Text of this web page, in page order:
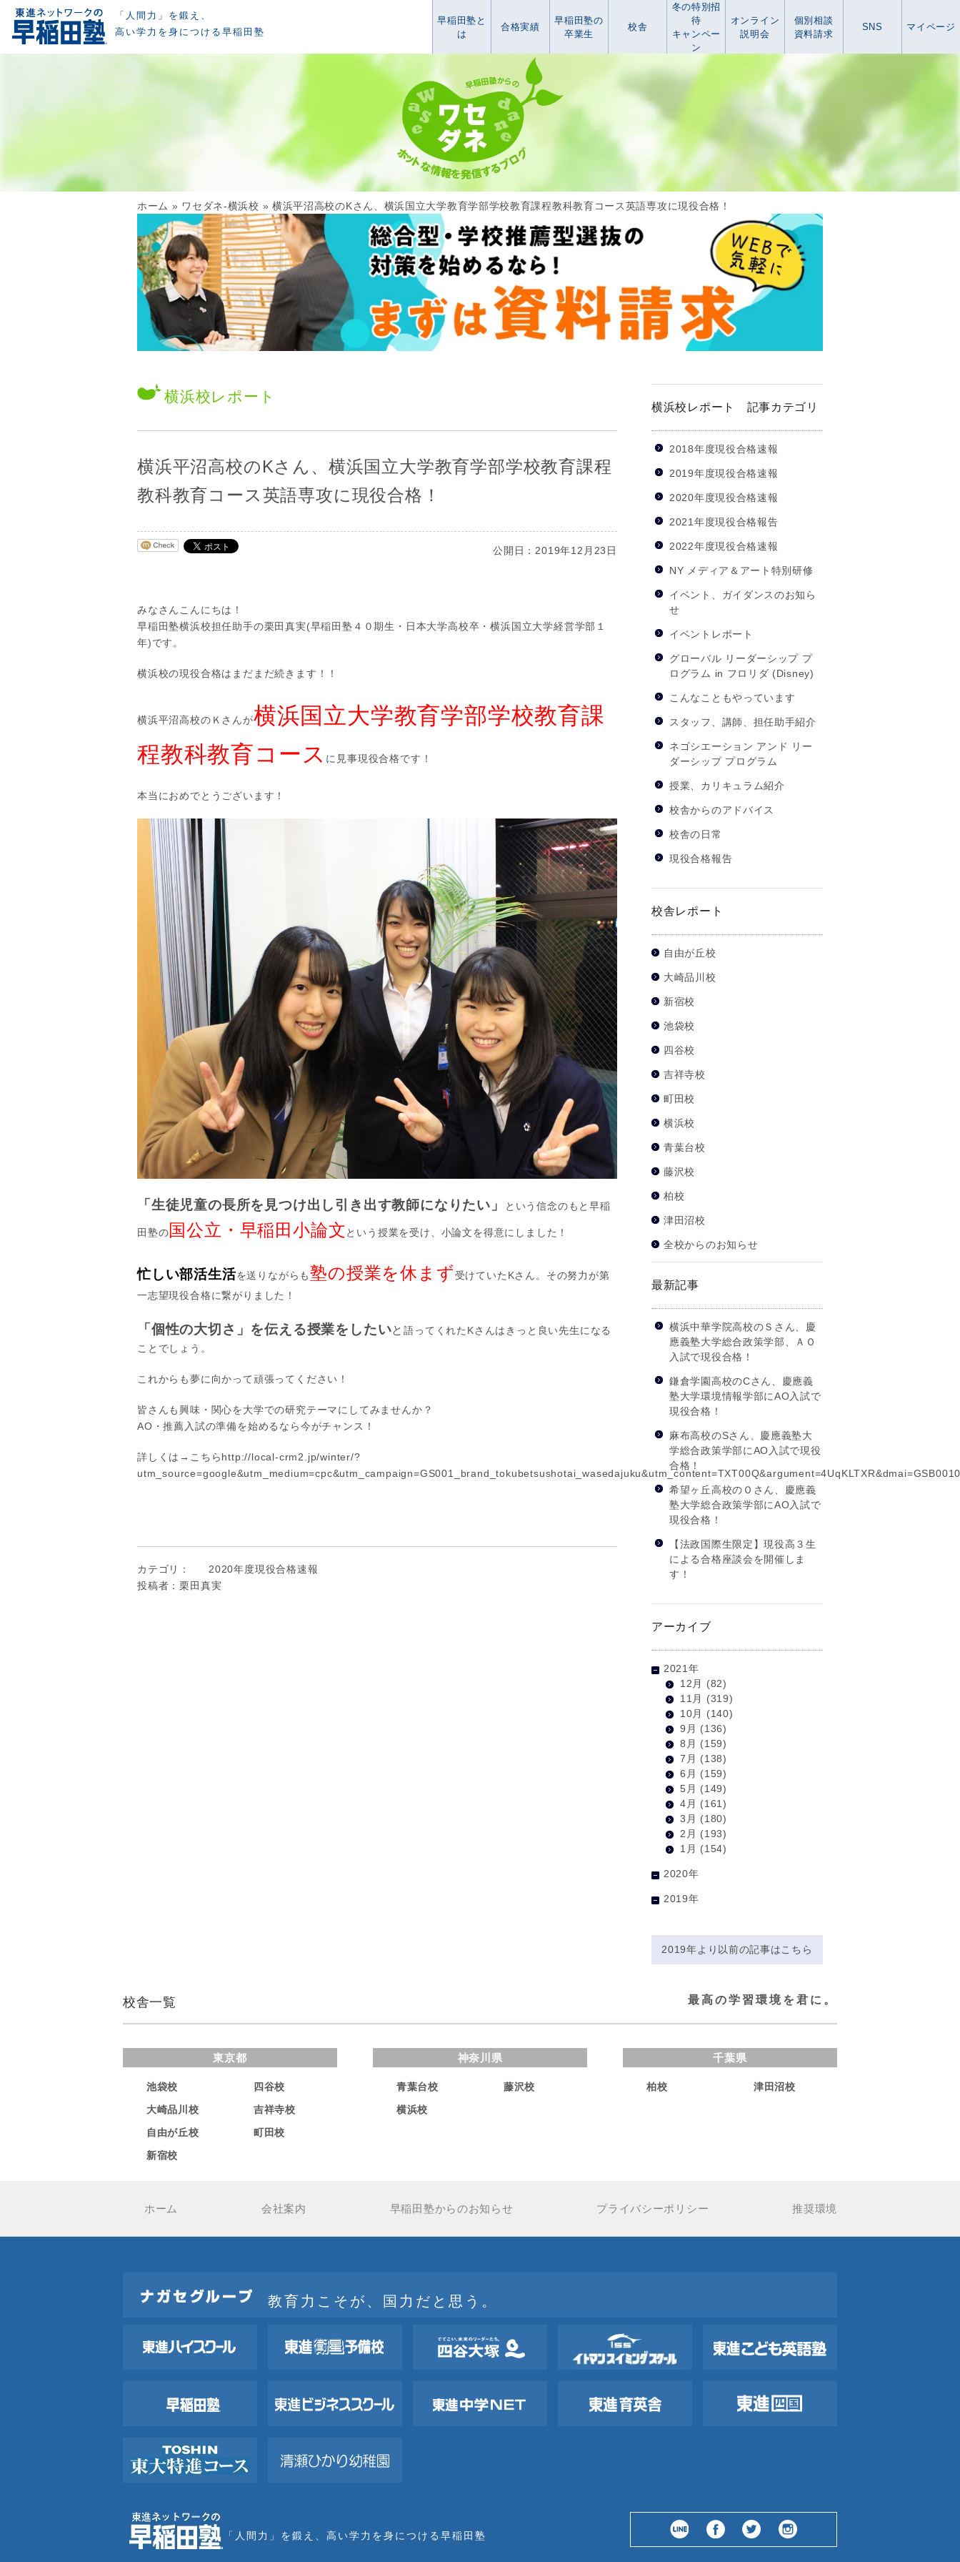
「人間力」を鍛え、
高い学力を身につける早稲田塾
早稲田塾と
は
合格実績
早稲田塾の
卒業生
校舎
冬の特別招
待
キャンペー
ン
オンライン
説明会
個別相談
資料請求
SNS マイページ
ホーム » ワセダネ-横浜校 » 横浜平沼高校のKさん、横浜国立大学教育学部学校教育課程教科教育コース英語専攻に現役合格！
横浜校レポート
横浜平沼高校のKさん、横浜国立大学教育学部学校教育課程
教科教育コース英語専攻に現役合格！
公開日：2019年12月23日
みなさんこんにちは！
早稲田塾横浜校担任助手の栗田真実(早稲田塾４０期生・日本大学高校卒・横浜国立大学経営学部１
年)です。
横浜校の現役合格はまだまだ続きます！！
横浜平沼高校のＫさんが横浜国立大学教育学部学校教育課
程教科教育コース に見事現役合格です！
本当におめでとうございます！
「生徒児童の長所を見つけ出し引き出す教師になりたい」 という信念のもと早稲
田塾の国公立・早稲田小論文という授業を受け、小論文を得意にしました！
忙しい部活生活を送りながらも塾の授業を休まず受けていたKさん。その努力が第
一志望現役合格に繋がりました！
「個性の大切さ」を伝える授業をしたいと語ってくれたKさんはきっと良い先生になる
ことでしょう。
これからも夢に向かって頑張ってください！
皆さんも興味・関心を大学での研究テーマにしてみませんか？
AO・推薦入試の準備を始めるなら今がチャンス！
詳しくは→こちらhttp://local-crm2.jp/winter/?
カテゴリ：
2020年度現役合格速報
投稿者：栗田真実
横浜校レポート 記事カテゴリ
2018年度現役合格速報
2019年度現役合格速報
2020年度現役合格速報
2021年度現役合格報告
2022年度現役合格速報
NY メディア＆アート特別研修
イベント、ガイダンスのお知ら
せ
イベントレポート
グローバル リーダーシップ プ
ログラム in フロリダ (Disney)
こんなこともやっています
スタッフ、講師、担任助手紹介
ネゴシエーション アンド リー
ダーシップ プログラム
授業、カリキュラム紹介
校舎からのアドバイス
校舎の日常
現役合格報告
校舎レポート
自由が丘校
大崎品川校
新宿校
池袋校
四谷校
吉祥寺校
町田校
横浜校
青葉台校
藤沢校
柏校
津田沼校
全校からのお知らせ
最新記事
横浜中華学院高校のＳさん、慶
應義塾大学総合政策学部、ＡＯ
入試で現役合格！
鎌倉学園高校のCさん、慶應義
塾大学環境情報学部にAO入試で
現役合格！
麻布高校のSさん、慶應義塾大
学総合政策学部にAO入試で現役
合格！
希望ヶ丘高校のＯさん、慶應義
塾大学総合政策学部にAO入試で
現役合格！
【法政国際生限定】現役高３生
による合格座談会を開催しま
す！
アーカイブ
2021年
12月
(82)
11月
(319)
10月
(140)
9月 (136)
8月 (159)
7月 (138)
6月 (159)
5月 (149)
4月 (161)
3月 (180)
2月 (193)
1月 (154)
2020年
2019年
2019年より以前の記事はこちら
校舎一覧 最高の学習環境を君に。
東京都
池袋校
四谷校
大崎品川校
吉祥寺校
自由が丘校
町田校
新宿校
神奈川県
青葉台校
藤沢校
横浜校
千葉県
柏校 津田沼校
ホーム 会社案内 早稲田塾からのお知らせ プライバシーポリシー 推奨環境
教育力こそが、国力だと思う。
「人間力」を鍛え、高い学力を身につける早稲田塾